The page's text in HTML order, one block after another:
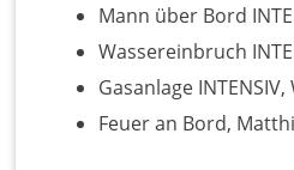
Mann über Bord
Wassereinbruch
Gasanlage
Feuer an Bord,